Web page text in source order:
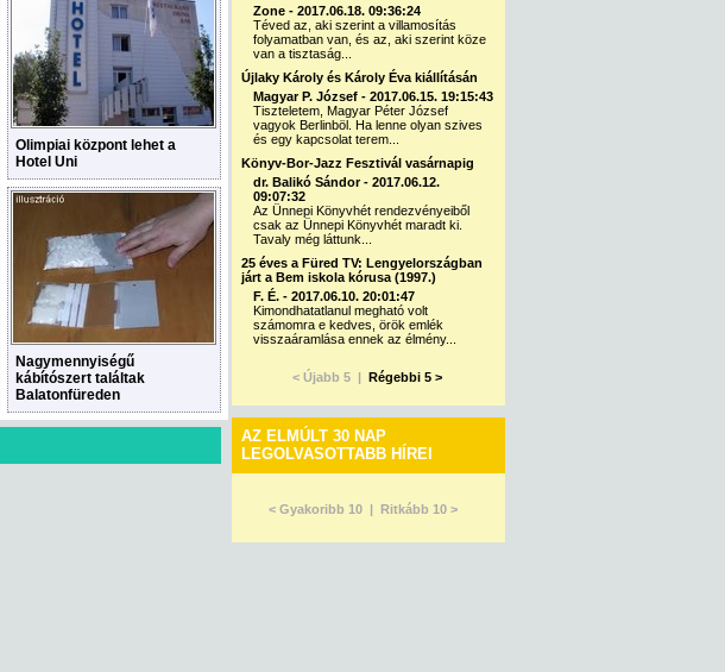
Olimpiai központ lehet a
Hotel Uni
Nagymennyiségű
kábítószert találtak
Balatonfüreden
Zone - 2017.06.18. 09:36:24
Téved az, aki szerint a villamosítás
folyamatban van, és az, aki szerint köze
van a tisztaság...
Újlaky Károly és Károly Éva kiállításán
Magyar P. József - 2017.06.15. 19:15:43
Tiszteletem, Magyar Péter József
vagyok Berlinböl. Ha lenne olyan szives
és egy kapcsolat terem...
Könyv-Bor-Jazz Fesztivál vasárnapig
dr. Balikó Sándor - 2017.06.12.
09:07:32
Az Ünnepi Könyvhét rendezvényeiből
csak az Ünnepi Könyvhét maradt ki.
Tavaly még láttunk...
25 éves a Füred TV: Lengyelországban
járt a Bem iskola kórusa (1997.)
F. É. - 2017.06.10. 20:01:47
Kimondhatatlanul megható volt
számomra e kedves, örök emlék
visszaáramlása ennek az élmény...
< Újabb 5 | Régebbi 5 >
AZ ELMÚLT 30 NAP
LEGOLVASOTTABB HÍREI
< Gyakoribb 10 | Ritkább 10 >